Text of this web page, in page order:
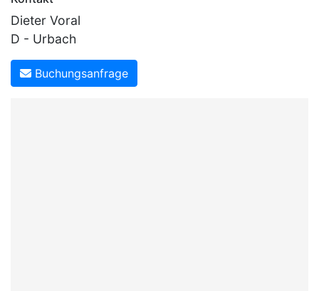
Dieter Voral
D - Urbach
Buchungsanfrage